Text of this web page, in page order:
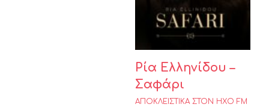
Ρία Ελληνίδου –
Σαφάρι
ΑΠΟΚΛΕΙΣΤΙΚΑ ΣΤΟΝ ΗΧΟ FM